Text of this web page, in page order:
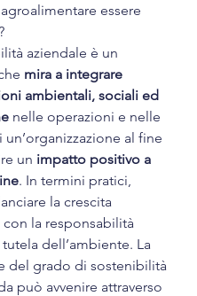
agroalimentare essere
?
aziendale è un
mira a integrare
ambientali, sociali ed
nelle operazioni e nelle
al fine
un impatto positivo a
. In termini pratici,
la crescita
la responsabilità
dell’ambiente. La
del grado di sostenibilità
può avvenire attraverso